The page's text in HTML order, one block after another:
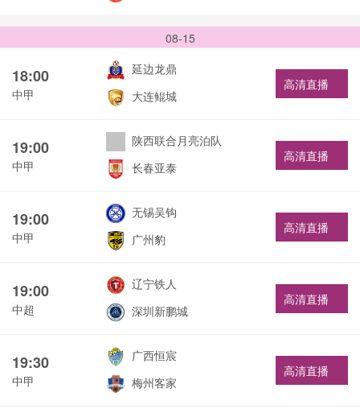
08-15
18:00
中甲
延边龙鼎
大连鲲城
高清直播
19:00
中甲
陕西联合月亮泊队
长春亚泰
高清直播
19:00
中甲
无锡吴钩
广州豹
高清直播
19:00
中超
辽宁铁人
深圳新鹏城
高清直播
19:30
中甲
广西恒宸
梅州客家
高清直播